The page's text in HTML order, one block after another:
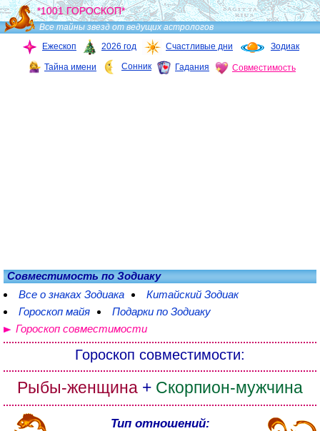
*1001 ГОРОСКОП*
Все тайны звезд от ведущих астрологов
Ежескоп
2026 год Счастливые дни Зодиак
Тайна имени Сонник Гадания Совместимость
Совместимость по Зодиаку
Все о знаках Зодиака
Китайский Зодиак
Гороскоп майя
Подарки по Зодиаку
Гороскоп совместимости
Гороскоп совместимости:
Рыбы-женщина + Скорпион-мужчина
Тип отношений: